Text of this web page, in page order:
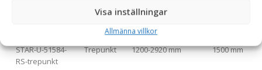
Visa inställningar
Allmänna villkor
1200-2920 mm
STAR-U-51584-
RS-trepunkt
Trepunkt 1200-2920 mm 1500 mm